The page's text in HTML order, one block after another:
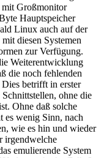
Großmonitor
Hauptspeicher
Linux auch auf der
diesen Systemen
zur Verfügung.
Weiterentwicklung
die noch fehlenden
betrifft in erster
ohne die
Ohne daß solche
es wenig Sinn, nach
wie es hin und wieder
irgendwelche
emulierende System